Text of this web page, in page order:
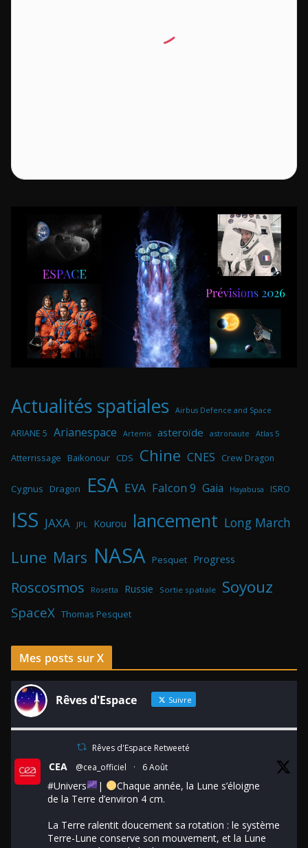
Actualités spatiales Airbus Defence and Space
ARIANE 5 Arianespace Artemis asteroïde astronaute Atlas 5
Atterrissage Baikonour CDS Chine CNES Crew Dragon
Cygnus Dragon ESA EVA Falcon 9 Gaia Hayabusa ISRO
ISS JAXA JPL Kourou lancement Long March
Lune Mars NASA Pesquet Progress
Roscosmos Rosetta Russie Sortie spatiale Soyouz
SpaceX Thomas Pesquet
Mes posts sur X
Rêves d'Espace Suivre
Rêves d'Espace Retweeté
CEA @cea_officiel · 6 Août
#Univers |
Chaque année, la Lune s’éloigne
de la Terre d’environ 4 cm.
La Terre ralentit doucement sa rotation : le système
Terre-Lune conserve son mouvement, et la Lune